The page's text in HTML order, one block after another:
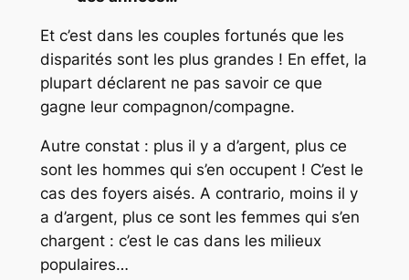
Et c’est dans les couples fortunés que les
disparités sont les plus grandes ! En effet, la
plupart déclarent ne pas savoir ce que
gagne leur compagnon/compagne.
Autre constat : plus il y a d’argent, plus ce
sont les hommes qui s’en occupent ! C’est le
cas des foyers aisés. A contrario, moins il y
a d’argent, plus ce sont les femmes qui s’en
chargent : c’est le cas dans les milieux
populaires…